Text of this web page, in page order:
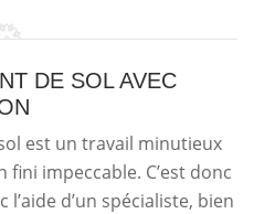
DE SOL AVEC
est un travail minutieux
impeccable. C’est donc
d’un spécialiste, bien